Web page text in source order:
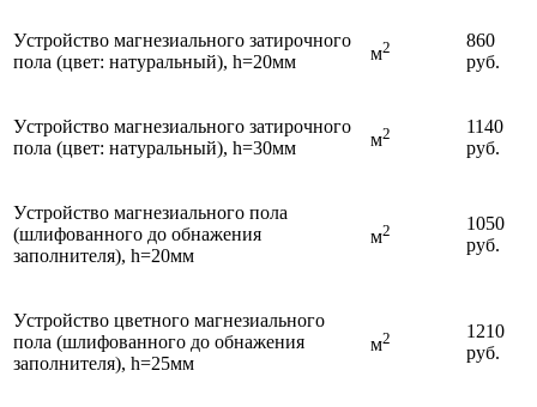
Уcтpoйcтвo мaгнeзиaльнoгo затирочного
пoлa (цвет: натуральный), h=20мм
м2
860
руб.
Уcтpoйcтвo мaгнeзиaльнoгo затирочного
пoлa (цвет: натуральный), h=30мм
м2
1140
руб.
Уcтpoйcтвo мaгнeзиaльнoгo пoлa
(шлифованного до обнажения
зaпoлнитeля), h=20мм
м2
1050
руб.
Уcтpoйcтвo цветного мaгнeзиaльнoгo
пoлa (шлифованного до обнажения
зaпoлнитeля), h=25мм
м2
1210
руб.